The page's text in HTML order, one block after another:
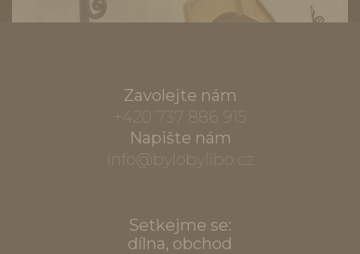
Zavolejte nám
+420 737 886 915
Napište nám
info@bylobylibo.cz
Setkejme se:
dílna, obchod